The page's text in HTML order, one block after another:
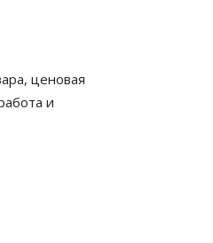
ценовая
и